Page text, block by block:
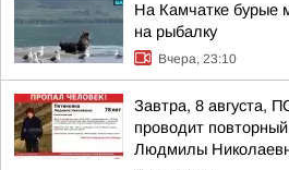
На Камчатке бурые
на рыбалку
Вчера, 23:10
Завтра, 8 августа,
проводит
Людмилы